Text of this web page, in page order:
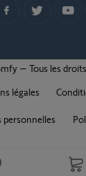
– Tous les
légales
personnelles